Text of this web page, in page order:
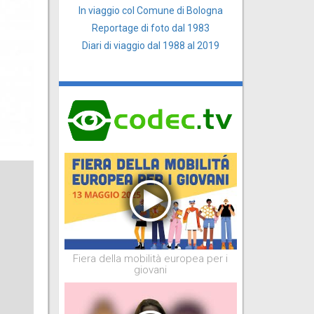
In viaggio col Comune di Bologna
Reportage di foto dal 1983
Diari di viaggio dal 1988 al 2019
Fiera della mobilità europea per i
giovani